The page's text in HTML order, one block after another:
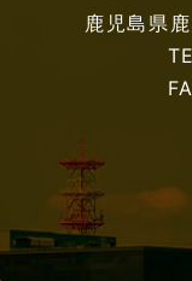
鹿児島県